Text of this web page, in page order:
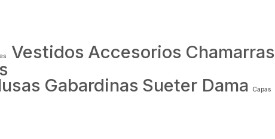
Vestidos Accesorios Chamarras
Gabardinas Sueter Dama Capas